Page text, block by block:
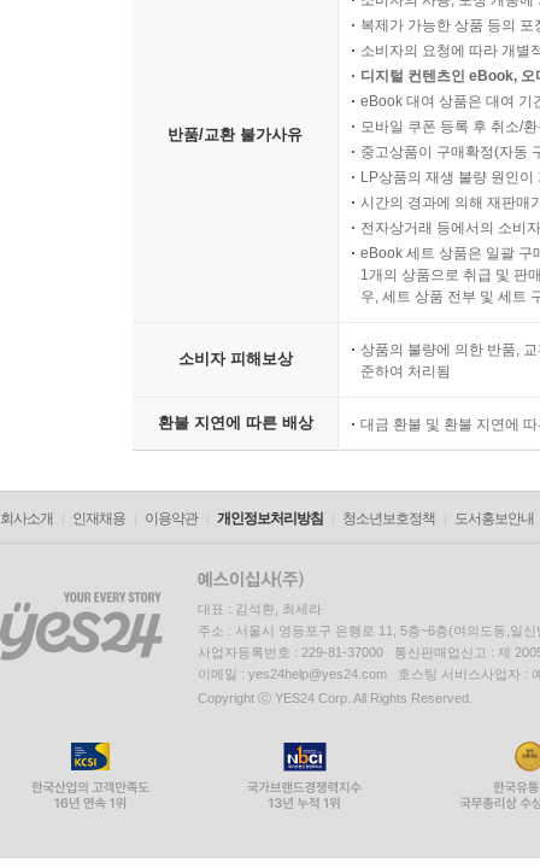
반품/교환 불가사유
복제가 가능한 상품 등의
소비자의 요청에 따라 개별
디지털 컨텐츠인 eBook,
eBook 대여 상품은 대여 기
모바일 쿠폰 등록 후 취소/
중고상품이 구매확정(자동
LP상품의 재생 불량 원인
시간의 경과에 의해 재판매
전자상거래 등에서의 소비
eBook 세트 상품은 일괄 구
1개의 상품으로 취급 및 판
우, 세트 상품 전부 및 세트
소비자 피해보상
상품의 불량에 의한 반품,
준하여 처리됨
환불 지연에 따른 배상 대금 환불 및 환불 지연에
회사소개 인재채용 이용약관 개인정보처리방침 청소년보호정책 도서홍보안내
대표 : 김석환, 최세라
주소 : 서울시 영등포구 은행로 11, 5층~6층(여의도동,일신
사업자등록번호 : 229-81-37000 통신판매업신고 : 제
이메일 : yes24help@yes24.com 호스팅 서비스사업자 :
Copyright ⓒ YES24 Corp. All Rights Reserved.